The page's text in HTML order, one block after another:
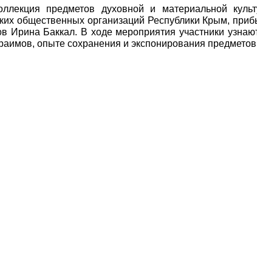
предметов духовной и материальной
общественных организаций Республики Крым,
Ирина Баккал. В ходе мероприятия участники
опыте сохранения и экспонирования